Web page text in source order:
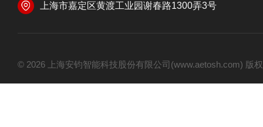
上海市嘉定区黄渡工业园谢春路1300弄3号
© 2026 上海安钧智能科技股份有限公司(www.aetosh.com)